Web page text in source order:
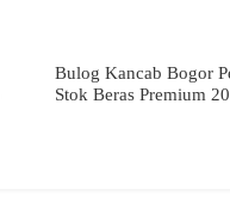
Bulog Kancab Bogor
Stok Beras Premium